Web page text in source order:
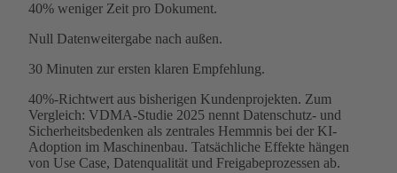
40% weniger Zeit pro Dokument.
Null Datenweitergabe nach außen.
30 Minuten zur ersten klaren Empfehlung.
40%-Richtwert aus bisherigen Kundenprojekten. Zum
Vergleich: VDMA-Studie 2025 nennt Datenschutz- und
Sicherheitsbedenken als zentrales Hemmnis bei der KI-
Adoption im Maschinenbau. Tatsächliche Effekte hängen
von Use Case, Datenqualität und Freigabeprozessen ab.